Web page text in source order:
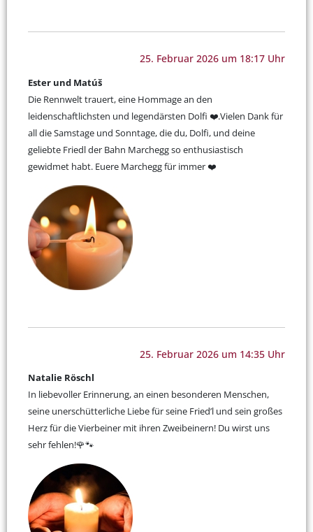
25. Februar 2026 um 18:17 Uhr
Ester und Matúš
Die Rennwelt trauert, eine Hommage an den
leidenschaftlichsten und legendärsten Dolfi ❤️.Vielen Dank für
all die Samstage und Sonntage, die du, Dolfi, und deine
geliebte Friedl der Bahn Marchegg so enthusiastisch
gewidmet habt. Euere Marchegg für immer ❤️
25. Februar 2026 um 14:35 Uhr
Natalie Röschl
In liebevoller Erinnerung, an einen besonderen Menschen,
seine unerschütterliche Liebe für seine Fried’l und sein großes
Herz für die Vierbeiner mit ihren Zweibeinern! Du wirst uns
sehr fehlen!🌹🐾